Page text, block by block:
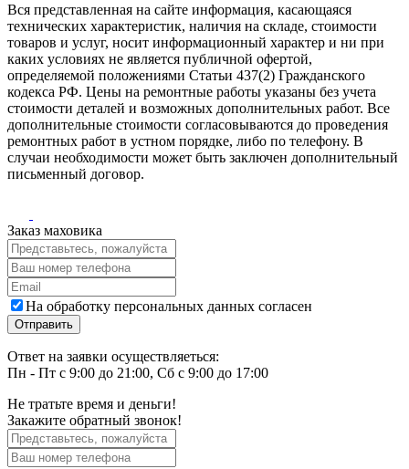
Вся представленная на сайте информация, касающаяся
технических характеристик, наличия на складе, стоимости
товаров и услуг, носит информационный характер и ни при
каких условиях не является публичной офертой,
определяемой положениями Статьи 437(2) Гражданского
кодекса РФ. Цены на ремонтные работы указаны без учета
стоимости деталей и возможных дополнительных работ. Все
дополнительные стоимости согласовываются до проведения
ремонтных работ в устном порядке, либо по телефону. В
случаи необходимости может быть заключен дополнительный
письменный договор.
Заказ маховика
На обработку персональных данных согласен
Ответ на заявки осуществляеться:
Пн - Пт с 9:00 до 21:00, Сб с 9:00 до 17:00
Не тратьте время и деньги!
Закажите обратный звонок!